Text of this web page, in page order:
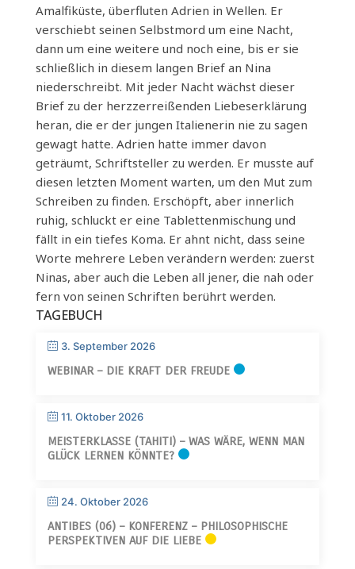
Amalfiküste, überfluten Adrien in Wellen. Er
verschiebt seinen Selbstmord um eine Nacht,
dann um eine weitere und noch eine, bis er sie
schließlich in diesem langen Brief an Nina
niederschreibt. Mit jeder Nacht wächst dieser
Brief zu der herzzerreißenden Liebeserklärung
heran, die er der jungen Italienerin nie zu sagen
gewagt hatte. Adrien hatte immer davon
geträumt, Schriftsteller zu werden. Er musste auf
diesen letzten Moment warten, um den Mut zum
Schreiben zu finden. Erschöpft, aber innerlich
ruhig, schluckt er eine Tablettenmischung und
fällt in ein tiefes Koma. Er ahnt nicht, dass seine
Worte mehrere Leben verändern werden: zuerst
Ninas, aber auch die Leben all jener, die nah oder
fern von seinen Schriften berührt werden.
TAGEBUCH
3. September 2026
WEBINAR – DIE KRAFT DER FREUDE
11. Oktober 2026
MEISTERKLASSE (TAHITI) – WAS WÄRE, WENN MAN
GLÜCK LERNEN KÖNNTE?
24. Oktober 2026
ANTIBES (06) – KONFERENZ – PHILOSOPHISCHE
PERSPEKTIVEN AUF DIE LIEBE